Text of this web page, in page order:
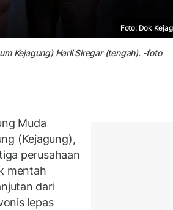
Foto: Dok
Kejagung) Harli Siregar (tengah). -foto
Muda
(Kejagung),
perusahaan
mentah
dari
lepas